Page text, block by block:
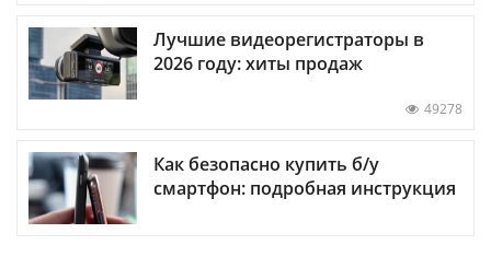
Лучшие видеорегистраторы в
2026 году: хиты продаж
49278
Как безопасно купить б/у
смартфон: подробная инструкция